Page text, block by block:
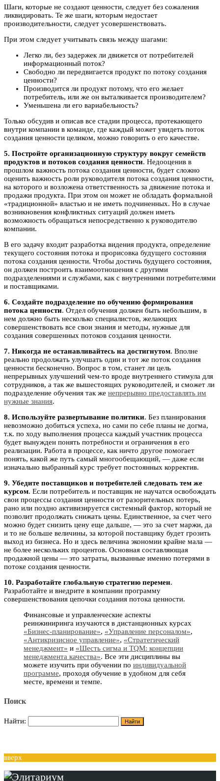
Шаги, которые не создают ценности, следует без сожаления
ликвидировать. Те же шаги, которым недостает
производительности, следует усовершенствовать.
При этом следует учитывать связь между шагами:
Легко ли, без задержек ли движется от потребителей
информационный поток?
Свободно ли передвигается продукт по потоку создания
ценности?
Производится ли продукт потому, что его желает
потребитель, или же он выталкивается производителем?
Уменьшена ли его вариабельность?
Только обсудив и описав все стадии процесса, протекающего
внутри компании в команде, где каждый может увидеть поток
создания ценности целиком, можно говорить о его качестве.
5. Постройте организационную структуру вокруг семейств
продуктов и потоков создания ценности. Недооценив в
прошлом важность потока создания ценности, будет сложно
оценить важность роли руководителя потока создания ценности,
на которого и возложена ответственность за движение потока и
продажи продукта. При этом он может не обладать формальной
«традиционной» властью и не иметь подчиненных. Но в случае
возникновения конфликтных ситуаций должен иметь
возможность обращаться непосредственно к руководителю
компании.
В его задачу входит разработка видения продукта, определение
текущего состояния потока и прорисовка будущего состояния
потока создания ценности. Чтобы достичь будущего состояния,
он должен построить взаимоотношения с другими
подразделениями и службами, как с внутренними потребителями
и поставщиками.
6. Создайте подразделение по обучению формирования
потока ценности. Отдел обучения должен быть небольшим, в
нем должно быть несколько специалистов, желающих
совершенствовать все свои знания и методы, нужные для
создания совершенных потоков создания ценности.
7. Никогда не останавливайтесь на достигнутом. Вполне
реально продолжать улучшать один и тот же поток создания
ценности бесконечно. Вопрос в том, станет ли цель
непрерывных улучшений чем-то вроде внутреннего стимула для
сотрудников, а так же вышестоящих руководителей, и сможет ли
подразделение обучения так же непрерывно предоставлять им
нужные знания.
8. Используйте развертывание политики. Без планирования
невозможно добиться успеха, но сами по себе планы не догма,
т.к. по ходу выполнения процесса каждый участник процесса
будет вынужден понять потребности и ограничения в его
реализации. Работа в процессе, как ничто другое помогает
понять, какой же путь самый многообещающий, — даже если
изначально выбранный курс требует постоянных корректив.
9. Убедите поставщиков и потребителей следовать тем же
курсом. Если потребитель и поставщик не научатся освобождать
свои процессы создания ценности от разорительных потерь,
рано или поздно активизируется системный фактор, который не
позволит продолжать снижать цены. Единственное, за счет чего
можно будет снизить цену еще дальше, — это за счет маржи, да
и то не больше величины, за которой поставщику будет грозить
выход из бизнеса. Но и здесь величина экономии крайне мала —
не более нескольких процентов. Основная составляющая
продажной цены — это затраты, вызванные именно потерями в
потоке создания ценности.
10. Разработайте глобальную стратегию перемен.
Разработайте и внедрите в компании программу
совершенствования цепочки создания потока ценности.
Финансовые и управленческие аспекты
реинжиниринга изучаются в дистанционных курсах
«Бизнес-планирование», «Управление персоналом»,
«Антикризисное управление», «Стратегический
менеджмент» и «Шесть сигма и TQM: концепции
менеджмента качества». Все эти дисциплины вы
можете изучить при обучении по индивидуальной
программе, проходя обучение в удобном для себя
месте, времени и темпе.
Поиск
Найти:
вверх